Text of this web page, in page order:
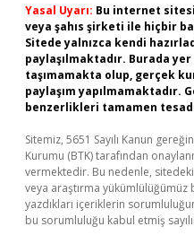
Yasal Uyarı: Bu internet
veya şahıs şirketi ile hiçbir
Sitede yalnızca kendi
paylaşılmaktadır. Burada
taşımamakta olup, gerçek
paylaşım yapılmamaktadır.
benzerlikleri tamamen
Sitemiz, 5651 Sayılı Kanun
Kurumu (BTK) tarafından
vermektedir. Bu nedenle,
veya araştırma
yazdıkları içeriklerin
bu sorumluluğu kabul etmiş